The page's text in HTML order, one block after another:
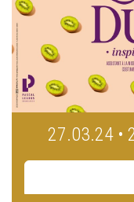
27.03.24 •